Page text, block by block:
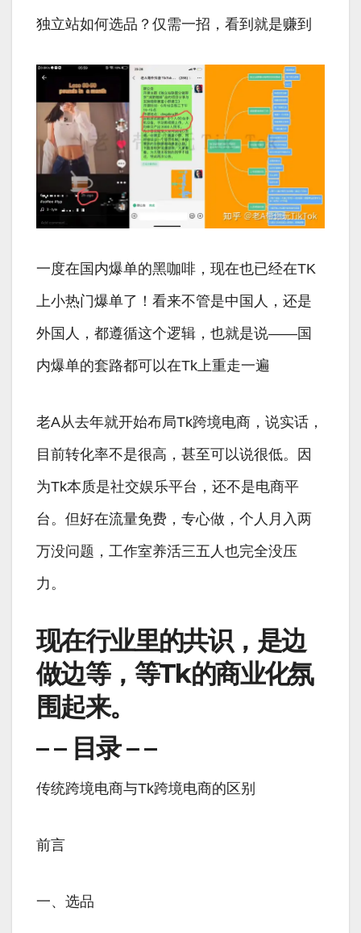
独立站如何选品？仅需一招，看到就是赚到
一度在国内爆单的黑咖啡，现在也已经在TK
上小热门爆单了！看来不管是中国人，还是
外国人，都遵循这个逻辑，也就是说——国
内爆单的套路都可以在Tk上重走一遍
老A从去年就开始布局Tk跨境电商，说实话，
目前转化率不是很高，甚至可以说很低。因
为Tk本质是社交娱乐平台，还不是电商平
台。但好在流量免费，专心做，个人月入两
万没问题，工作室养活三五人也完全没压
力。
现在行业里的共识，是边
做边等，等Tk的商业化氛
围起来。
– – 目录 – –
传统跨境电商与Tk跨境电商的区别
前言
一、选品